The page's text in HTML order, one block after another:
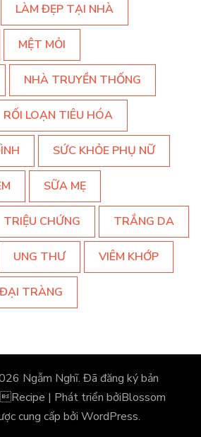
LÀM ĐẸP TẠI NHÀ
MỆT MỎI
NHÀ TRUYỀN THỐNG
RỐI LOẠN TIÊU HÓA
SỨC KHỎE PHỤ NỮ
SỮA MẸ
TRIỆU CHỨNG TRẮNG DA
UNG THƯ VIÊM KHỚP
ĐẠI TRÀNG
Ngẫm Nghĩ. Đã đăng ký bản
| Phát triển bởiBlossom
cung cấp bởi WordPress.